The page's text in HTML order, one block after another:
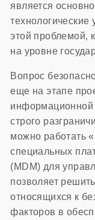
является
технологические
этой проблемой,
на уровне
Вопрос
еще на этапе
строго
можно работать
специальных
(MDM) для
позволяет
относящихся к
факторов в